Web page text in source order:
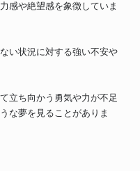
感や絶望感を象徴していま
い状況に対する強い不安や
立ち向かう勇気や力が不足
な夢を見ることがありま